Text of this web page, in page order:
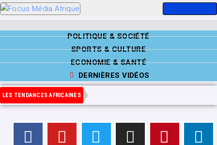
POLITIQUE & SOCIÉTÉ
SPORTS & CULTURE
ECONOMIE & SANTÉ
DERNIÈRES VIDÉOS
LES TENDANCES AFRICAINES